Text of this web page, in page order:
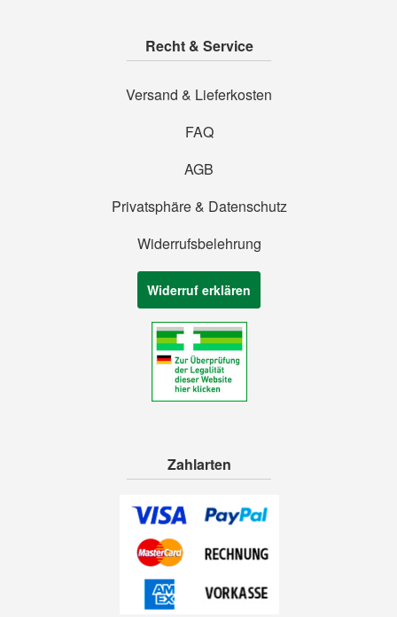
Recht & Service
Versand & Lieferkosten
FAQ
AGB
Privatsphäre & Datenschutz
Widerrufsbelehrung
Widerruf erklären
Zahlarten